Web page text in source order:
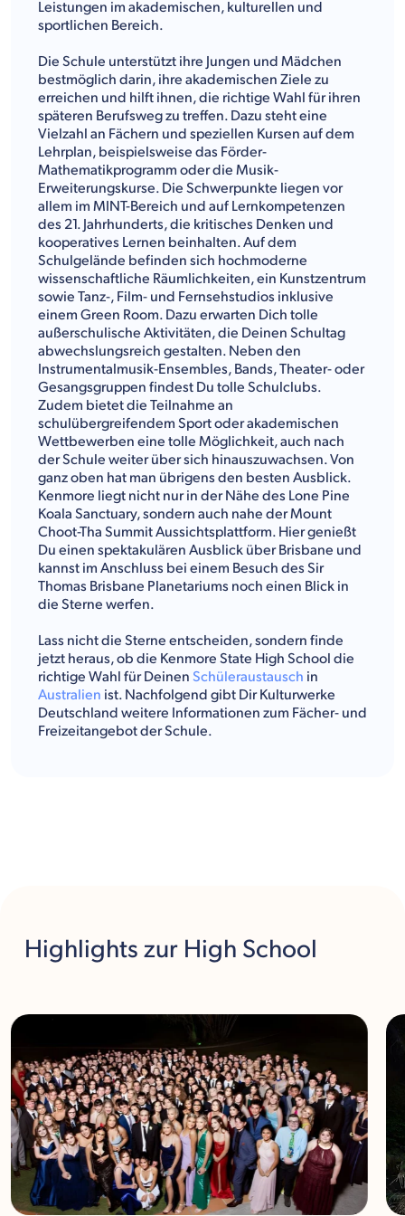
Leistungen im akademischen, kulturellen und
sportlichen Bereich.
Die Schule unterstützt ihre Jungen und Mädchen
bestmöglich darin, ihre akademischen Ziele zu
erreichen und hilft ihnen, die richtige Wahl für ihren
späteren Berufsweg zu treffen. Dazu steht eine
Vielzahl an Fächern und speziellen Kursen auf dem
Lehrplan, beispielsweise das Förder-
Mathematikprogramm oder die Musik-
Erweiterungskurse. Die Schwerpunkte liegen vor
allem im MINT-Bereich und auf Lernkompetenzen
des 21. Jahrhunderts, die kritisches Denken und
kooperatives Lernen beinhalten. Auf dem
Schulgelände befinden sich hochmoderne
wissenschaftliche Räumlichkeiten, ein Kunstzentrum
sowie Tanz-, Film- und Fernsehstudios inklusive
einem Green Room. Dazu erwarten Dich tolle
außerschulische Aktivitäten, die Deinen Schultag
abwechslungsreich gestalten. Neben den
Instrumentalmusik-Ensembles, Bands, Theater- oder
Gesangsgruppen findest Du tolle Schulclubs.
Zudem bietet die Teilnahme an
schulübergreifendem Sport oder akademischen
Wettbewerben eine tolle Möglichkeit, auch nach
der Schule weiter über sich hinauszuwachsen. Von
ganz oben hat man übrigens den besten Ausblick.
Kenmore liegt nicht nur in der Nähe des Lone Pine
Koala Sanctuary, sondern auch nahe der Mount
Choot-Tha Summit Aussichtsplattform. Hier genießt
Du einen spektakulären Ausblick über Brisbane und
kannst im Anschluss bei einem Besuch des Sir
Thomas Brisbane Planetariums noch einen Blick in
die Sterne werfen.
Lass nicht die Sterne entscheiden, sondern finde
jetzt heraus, ob die Kenmore State High School die
richtige Wahl für Deinen Schüleraustausch in
Australien ist. Nachfolgend gibt Dir Kulturwerke
Deutschland weitere Informationen zum Fächer- und
Freizeitangebot der Schule.
Highlights zur High School